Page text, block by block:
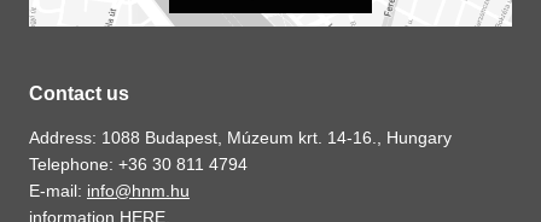
Contact us
Address: 1088 Budapest, Múzeum krt. 14-16., Hungary
Telephone: +36 30 811 4794
E-mail: info@hnm.hu
information HERE